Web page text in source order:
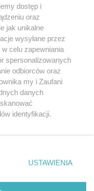
Praca Łódź
Youtube.com
dostęp i
oraz
jak unikalne
wysyłane przez
celu zapewniania
spersonalizowanych
odbiorców oraz
my i Zaufani
danych
identyfikacji.
prywatności
strony
. Niektóre
się takiemu
USTAWIENIA